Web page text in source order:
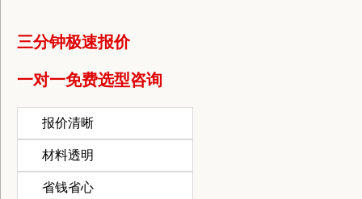
三分钟极速报价
一对一免费选型咨询
报价清晰
材料透明
省钱省心